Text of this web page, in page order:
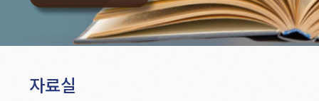
자료실